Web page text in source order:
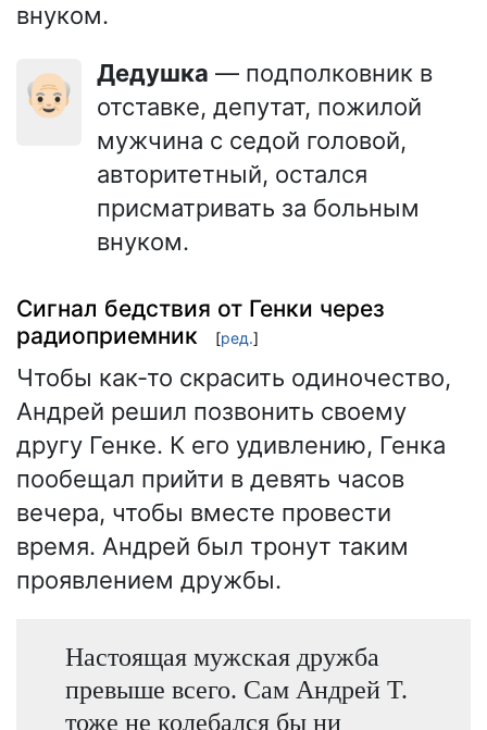
внуком.
👴🏻 Дедушка — подполковник в
отставке, депутат, пожилой
мужчина с седой головой,
авторитетный, остался
присматривать за больным
внуком.
Сигнал бедствия от Генки через
радиоприемник
[ред.]
Чтобы как-то скрасить одиночество,
Андрей решил позвонить своему
другу Генке. К его удивлению, Генка
пообещал прийти в девять часов
вечера, чтобы вместе провести
время. Андрей был тронут таким
проявлением дружбы.
Настоящая мужская дружба
превыше всего. Сам Андрей Т.
тоже не колебался бы ни